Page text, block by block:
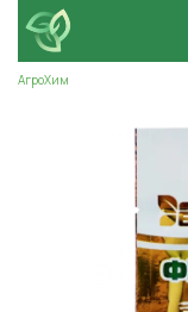
АгроХим